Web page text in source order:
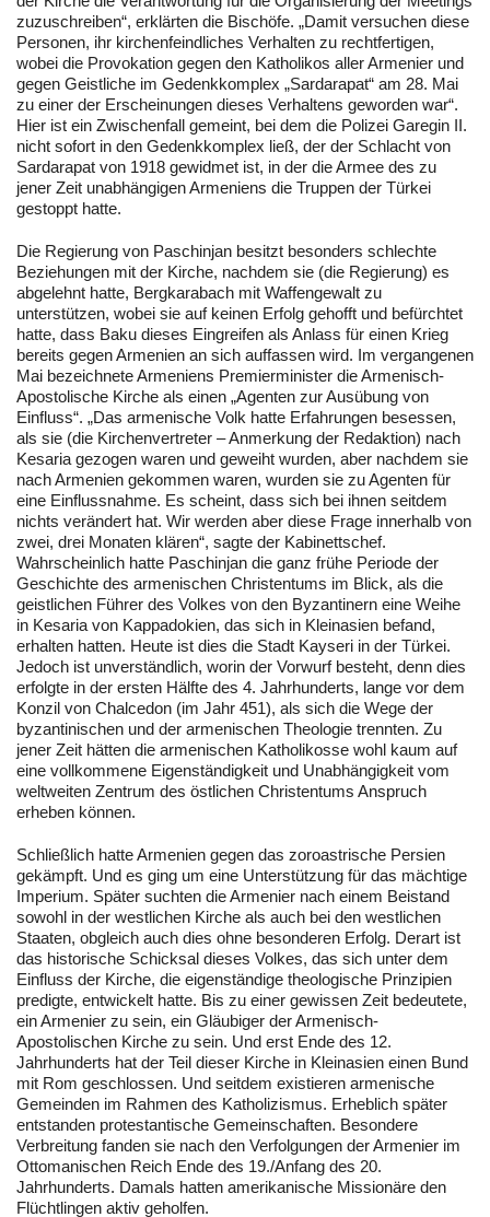
zuzuschreiben“, erklärten die Bischöfe. „Damit versuchen diese
Personen, ihr kirchenfeindliches Verhalten zu rechtfertigen,
wobei die Provokation gegen den Katholikos aller Armenier und
gegen Geistliche im Gedenkkomplex „Sardarapat“ am 28. Mai
zu einer der Erscheinungen dieses Verhaltens geworden war“.
Hier ist ein Zwischenfall gemeint, bei dem die Polizei Garegin II.
nicht sofort in den Gedenkkomplex ließ, der der Schlacht von
Sardarapat von 1918 gewidmet ist, in der die Armee des zu
jener Zeit unabhängigen Armeniens die Truppen der Türkei
gestoppt hatte.
Die Regierung von Paschinjan besitzt besonders schlechte
Beziehungen mit der Kirche, nachdem sie (die Regierung) es
abgelehnt hatte, Bergkarabach mit Waffengewalt zu
unterstützen, wobei sie auf keinen Erfolg gehofft und befürchtet
hatte, dass Baku dieses Eingreifen als Anlass für einen Krieg
bereits gegen Armenien an sich auffassen wird. Im vergangenen
Mai bezeichnete Armeniens Premierminister die Armenisch-
Apostolische Kirche als einen „Agenten zur Ausübung von
Einfluss“. „Das armenische Volk hatte Erfahrungen besessen,
als sie (die Kirchenvertreter – Anmerkung der Redaktion) nach
Kesaria gezogen waren und geweiht wurden, aber nachdem sie
nach Armenien gekommen waren, wurden sie zu Agenten für
eine Einflussnahme. Es scheint, dass sich bei ihnen seitdem
nichts verändert hat. Wir werden aber diese Frage innerhalb von
zwei, drei Monaten klären“, sagte der Kabinettschef.
Wahrscheinlich hatte Paschinjan die ganz frühe Periode der
Geschichte des armenischen Christentums im Blick, als die
geistlichen Führer des Volkes von den Byzantinern eine Weihe
in Kesaria von Kappadokien, das sich in Kleinasien befand,
erhalten hatten. Heute ist dies die Stadt Kayseri in der Türkei.
Jedoch ist unverständlich, worin der Vorwurf besteht, denn dies
erfolgte in der ersten Hälfte des 4. Jahrhunderts, lange vor dem
Konzil von Chalcedon (im Jahr 451), als sich die Wege der
byzantinischen und der armenischen Theologie trennten. Zu
jener Zeit hätten die armenischen Katholikosse wohl kaum auf
eine vollkommene Eigenständigkeit und Unabhängigkeit vom
weltweiten Zentrum des östlichen Christentums Anspruch
erheben können.
Schließlich hatte Armenien gegen das zoroastrische Persien
gekämpft. Und es ging um eine Unterstützung für das mächtige
Imperium. Später suchten die Armenier nach einem Beistand
sowohl in der westlichen Kirche als auch bei den westlichen
Staaten, obgleich auch dies ohne besonderen Erfolg. Derart ist
das historische Schicksal dieses Volkes, das sich unter dem
Einfluss der Kirche, die eigenständige theologische Prinzipien
predigte, entwickelt hatte. Bis zu einer gewissen Zeit bedeutete,
ein Armenier zu sein, ein Gläubiger der Armenisch-
Apostolischen Kirche zu sein. Und erst Ende des 12.
Jahrhunderts hat der Teil dieser Kirche in Kleinasien einen Bund
mit Rom geschlossen. Und seitdem existieren armenische
Gemeinden im Rahmen des Katholizismus. Erheblich später
entstanden protestantische Gemeinschaften. Besondere
Verbreitung fanden sie nach den Verfolgungen der Armenier im
Ottomanischen Reich Ende des 19./Anfang des 20.
Jahrhunderts. Damals hatten amerikanische Missionäre den
Flüchtlingen aktiv geholfen.